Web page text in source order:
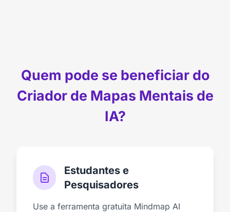
Quem pode se beneficiar do
Criador de Mapas Mentais de
IA?
Estudantes e
Pesquisadores
Use a ferramenta gratuita Mindmap AI